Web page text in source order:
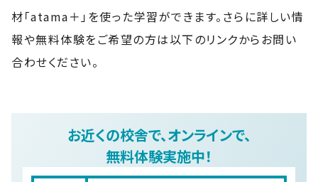
材「atama＋」を使った学習ができます。さらに詳しい情
報や無料体験をご希望の方は以下のリンクからお問い
合わせください。
お近くの校舎で、オンラインで、
無料体験実施中！